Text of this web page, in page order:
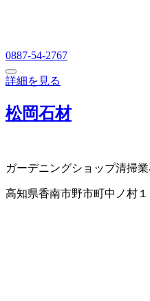
0887-54-2767
詳細を見る
松岡石材
ガーデニングショップ清掃業
高知県香南市野市町中ノ村